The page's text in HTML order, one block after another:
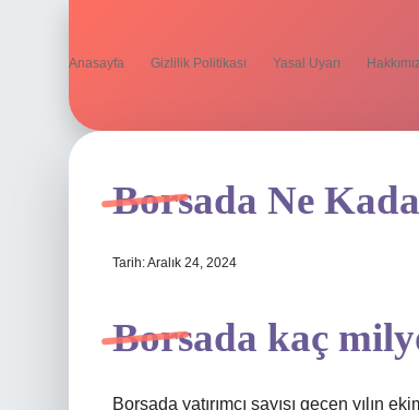
Anasayfa Gizlilik Politikası Yasal Uyarı
Borsada Ne
Tarih: Aralık 24, 2024
Borsada kaç
Borsada yatırımcı sayısı geçen yılın